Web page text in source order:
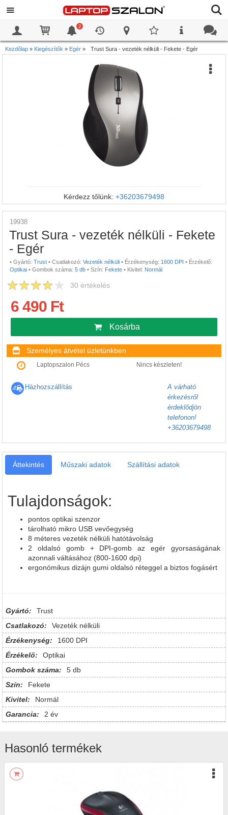
2
Kezdőlap » Kiegészítők » Egér » Trust Sura - vezeték nélküli - Fekete - Egér
Kérdezz tőlünk: +36203679498
19938
Trust Sura - vezeték nélküli - Fekete
- Egér
• Gyártó: Trust • Csatlakozó: Vezeték nélküli • Érzékenység: 1600 DPI • Érzékelő:
Optikai • Gombok száma: 5 db • Szín: Fekete • Kivitel: Normál
30 értékelés
6 490 Ft
Kosárba
Személyes átvétel üzletünkben
Laptopszalon Pécs Nincs készleten!
Házhozszállítás
A várható
érkezésről
érdeklődjön
telefonon!
+36203679498
Áttekintés Műszaki adatok Szállítási adatok
Tulajdonságok:
pontos optikai szenzor
tárolható mikro USB vevőegység
8 méteres vezeték nélküli hatótávolság
2 oldalsó gomb + DPI-gomb az egér gyorsaságának
azonnali váltásához (800-1600 dpi)
ergonómikus dizájn gumi oldalsó réteggel a biztos fogásért
Gyártó:
Trust
Csatlakozó:
Vezeték nélküli
Érzékenység:
1600 DPI
Érzékelő:
Optikai
Gombok száma:
5 db
Szín:
Fekete
Kivitel:
Normál
Garancia:
2 év
Hasonló termékek
0
0